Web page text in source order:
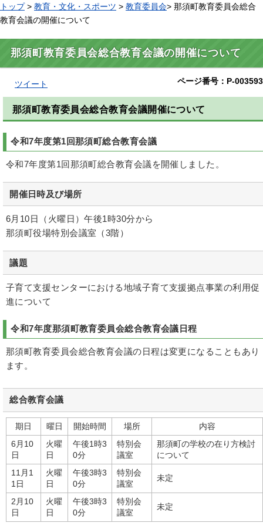
トップ> 教育・文化・スポーツ > 教育委員会> 那須町教育委員会総合
教育会議の開催について
那須町教育委員会総合教育会議の開催について
ページ番号：P-003593
ツイート
那須町教育委員会総合教育会議開催について
令和7年度第1回那須町総合教育会議
令和7年度第1回那須町総合教育会議を開催しました。
開催日時及び場所
6月10日（火曜日）午後1時30分から
那須町役場特別会議室（3階）
議題
子育て支援センターにおける地域子育て支援拠点事業の利用促
進について
令和7年度那須町教育委員会総合教育会議日程
那須町教育委員会総合教育会議の日程は変更になることもあり
ます。
総合教育会議
期日 曜日 開始時間 場所
内容
6月10
日
火曜
日
午後1時3
0分
特別会
議室
那須町の学校の在り方検討
について
11月1
1日
火曜
日
午後3時3
0分
特別会
議室
未定
2月10
日
火曜
日
午後3時3
0分
特別会
議室
未定